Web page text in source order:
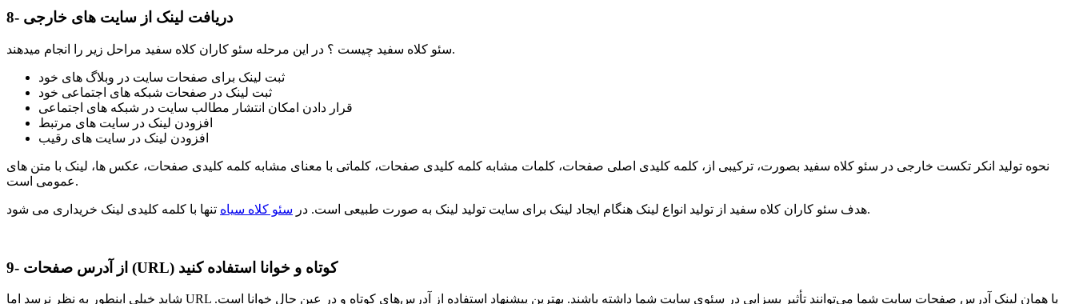
8- دریافت لینک از سایت های خارجی
سئو کلاه سفید چیست ؟ در این مرحله سئو کاران کلاه سفید مراحل زیر را انجام میدهند.
ثبت لینک برای صفحات سایت در وبلاگ های خود
ثبت لینک در صفحات شبکه های اجتماعی خود
قرار دادن امکان انتشار مطالب سایت در شبکه های اجتماعی
افزودن لینک در سایت های مرتبط
افزودن لینک در سایت های رقیب
نحوه تولید انکر تکست خارجی در سئو کلاه سفید بصورت، ترکیبی از، کلمه کلیدی اصلی صفحات، کلمات مشابه کلمه کلیدی صفحات، کلماتی با معنای مشابه کلمه کلیدی صفحات، عکس ها، لینک با متن های
عمومی است.
هدف سئو کاران کلاه سفید از تولید انواع لینک هنگام ایجاد لینک برای سایت تولید لینک به صورت طبیعی است. در سئو کلاه سیاه تنها با کلمه کلیدی لینک خریداری می شود.
9- از آدرس صفحات (URL) کوتاه و خوانا استفاده کنید
شاید خیلی اینطور به نظر نرسد اما URL یا همان لینک آدرس صفحات سایت شما می‌توانند تأثیر بسزایی در سئوی سایت شما داشته باشند. بهترین پیشنهاد استفاده از آدرس‌های کوتاه و در عین حال خوانا است.